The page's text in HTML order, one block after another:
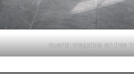
puerta plegable en tres